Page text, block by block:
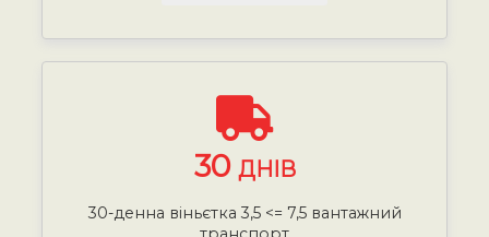
30 ДНІВ
30-денна віньєтка 3,5 <= 7,5 вантажний